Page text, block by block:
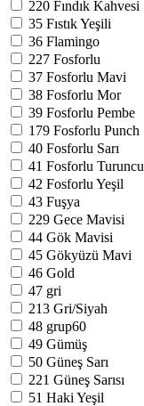
220 Fındık Kahvesi
35 Fıstık Yeşili
36 Flamingo
227 Fosforlu
37 Fosforlu Mavi
38 Fosforlu Mor
39 Fosforlu Pembe
179 Fosforlu Punch
40 Fosforlu Sarı
41 Fosforlu Turuncu
42 Fosforlu Yeşil
43 Fuşya
229 Gece Mavisi
44 Gök Mavisi
45 Gökyüzü Mavi
46 Gold
47 gri
213 Gri/Siyah
48 grup60
49 Gümüş
50 Güneş Sarı
221 Güneş Sarısı
51 Haki Yeşil